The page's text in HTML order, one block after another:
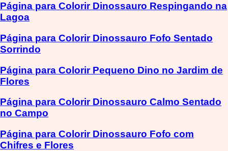
Página para Colorir Dinossauro Respingando na
Lagoa
Página para Colorir Dinossauro Fofo Sentado
Sorrindo
Página para Colorir Pequeno Dino no Jardim de
Flores
Página para Colorir Dinossauro Calmo Sentado
no Campo
Página para Colorir Dinossauro Fofo com
Chifres e Flores